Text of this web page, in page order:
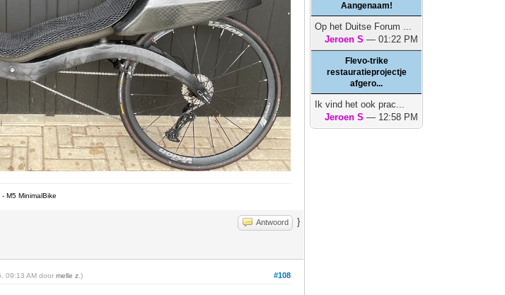
M5 MinimalBike
Antwoord }
#108
09:13 AM doormelle z .)
Aangenaam!
Op het Duitse Forum ...
Jeroen S — 01:22 PM
Flevo-trike
restauratieprojectje
afgero...
Ik vind het ook prac...
Jeroen S — 12:58 PM